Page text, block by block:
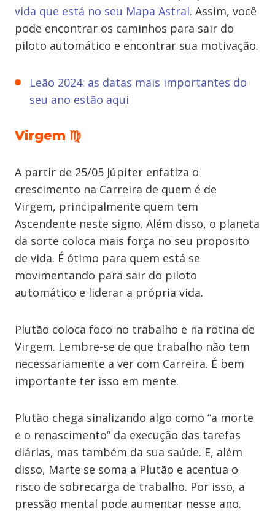
vida que está no seu Mapa Astral. Assim, você
pode encontrar os caminhos para sair do
piloto automático e encontrar sua motivação.
Leão 2024: as datas mais importantes do
seu ano estão aqui
Virgem ♍
A partir de 25/05 Júpiter enfatiza o
crescimento na Carreira de quem é de
Virgem, principalmente quem tem
Ascendente neste signo. Além disso, o planeta
da sorte coloca mais força no seu proposito
de vida. É ótimo para quem está se
movimentando para sair do piloto
automático e liderar a própria vida.
Plutão coloca foco no trabalho e na rotina de
Virgem. Lembre-se de que trabalho não tem
necessariamente a ver com Carreira. É bem
importante ter isso em mente.
Plutão chega sinalizando algo como “a morte
e o renascimento” da execução das tarefas
diárias, mas também da sua saúde. E, além
disso, Marte se soma a Plutão e acentua o
risco de sobrecarga de trabalho. Por isso, a
pressão mental pode aumentar nesse ano.